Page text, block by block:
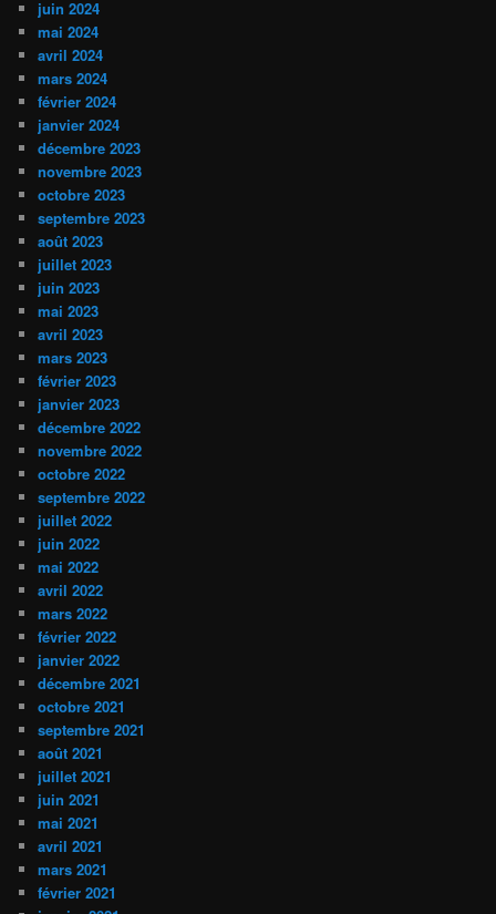
juin 2024
mai 2024
avril 2024
mars 2024
février 2024
janvier 2024
décembre 2023
novembre 2023
octobre 2023
septembre 2023
août 2023
juillet 2023
juin 2023
mai 2023
avril 2023
mars 2023
février 2023
janvier 2023
décembre 2022
novembre 2022
octobre 2022
septembre 2022
juillet 2022
juin 2022
mai 2022
avril 2022
mars 2022
février 2022
janvier 2022
décembre 2021
octobre 2021
septembre 2021
août 2021
juillet 2021
juin 2021
mai 2021
avril 2021
mars 2021
février 2021